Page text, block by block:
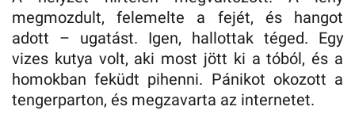
megmozdult, felemelte a fejét, és hangot
adott – ugatást. Igen, hallottak téged. Egy
vizes kutya volt, aki most jött ki a tóból, és a
homokban feküdt pihenni. Pánikot okozott a
tengerparton, és megzavarta az internetet.